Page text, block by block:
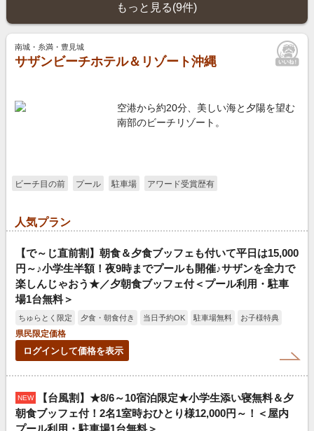
もっと見る(9件)
南城・糸満・豊見城
サザンビーチホテル＆リゾート沖縄
空港から約20分、美しい海と夕陽を望む
南部のビーチリゾート。
ビーチ目の前 プール 駐車場 アワード受賞歴有
人気プラン
【で～じ直前割】朝食＆夕食ブッフェも付いて平日は15,000
円～♪小学生半額！夜9時までプールも開催♪サザンを全力で
楽しんじゃおう★／夕朝食ブッフェ付＜プール利用・駐車
場1台無料＞
ちゅらとく限定 夕食・朝食付き 当日予約OK 駐車場無料
お子様特典
県民限定価格
ログインして価格を表示
NEW
【台風割】★8/6～10宿泊限定★小学生添い寝無料＆夕
朝食ブッフェ付！2名1室時おひとり様12,000円～！＜屋内
プール利用・駐車場1台無料＞